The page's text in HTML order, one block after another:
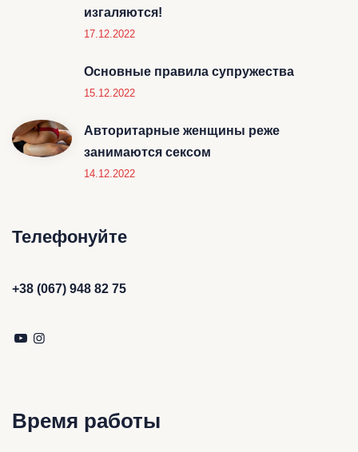
изгаляются!
17.12.2022
Основные правила супружества
15.12.2022
Авторитарные женщины реже
занимаются сексом
14.12.2022
Телефонуйте
+38 (067) 948 82 75
Время работы